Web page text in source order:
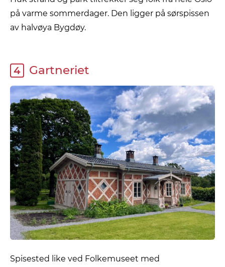
på varme sommerdager. Den ligger på sørspissen
av halvøya Bygdøy.
4 Gartneriet
Spisested like ved Folkemuseet med